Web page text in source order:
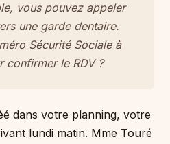
vous pouvez appeler
une garde dentaire.
Sécurité Sociale à
confirmer le RDV ?
dans votre planning, votre
lundi matin. Mme Touré